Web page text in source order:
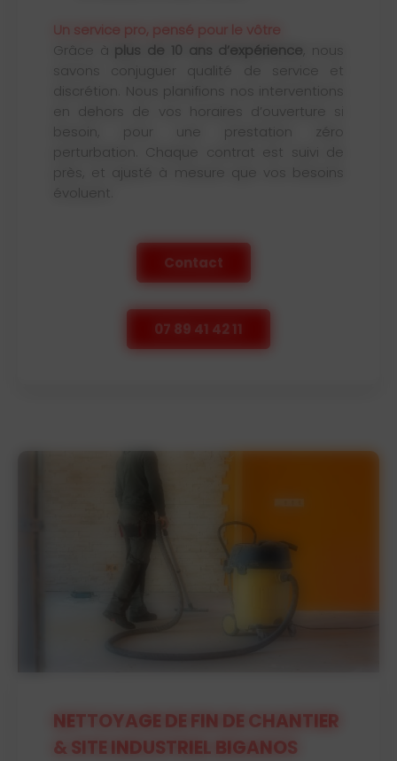
Un service pro, pensé pour le vôtre
Grâce à plus de 10 ans d’expérience, nous
savons conjuguer qualité de service et
discrétion. Nous planifions nos interventions
en dehors de vos horaires d’ouverture si
besoin, pour une prestation zéro
perturbation. Chaque contrat est suivi de
près, et ajusté à mesure que vos besoins
évoluent.
Contact
07 89 41 42 11
NETTOYAGE DE FIN DE CHANTIER
& SITE INDUSTRIEL BIGANOS